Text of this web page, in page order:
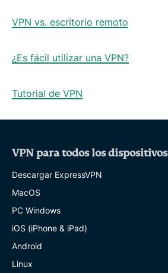
VPN vs. escritorio remoto
¿Es fácil utilizar una VPN?
Tutorial de VPN
VPN para todos los dispositivos
Descargar ExpressVPN
MacOS
PC Windows
iOS (iPhone & iPad)
Android
Linux